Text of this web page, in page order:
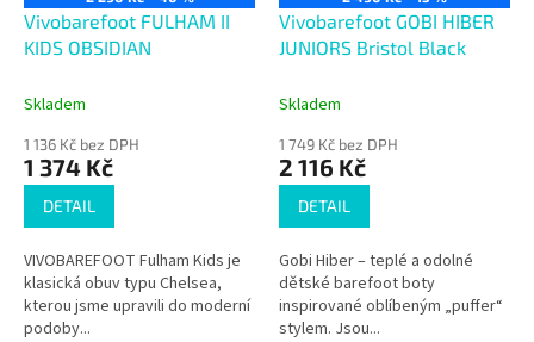
Vivobarefoot FULHAM II
KIDS OBSIDIAN
Skladem
1 136 Kč bez DPH
1 374 Kč
DETAIL
VIVOBAREFOOT Fulham Kids je
klasická obuv typu Chelsea,
kterou jsme upravili do moderní
podoby...
Vivobarefoot GOBI HIBER
JUNIORS Bristol Black
Skladem
1 749 Kč bez DPH
2 116 Kč
DETAIL
Gobi Hiber – teplé a odolné
dětské barefoot boty
inspirované oblíbeným „puffer“
stylem. Jsou...